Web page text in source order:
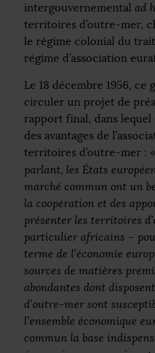
intergouvernemental ad
territoires d’outre-mer,
le régime colonial du
régime d’association
Le 18 décembre 1956, ce
circuler un projet de
rapport final, dans
des avantages de
territoires d’outre-mer : «
parlant, les États
marché commun ont un
la coopération et des
présenter les territoires
particulier africains –
terme de l’économie
sources de matières
abondantes dont
d’outre-mer sont
l’ensemble économique
commun la base